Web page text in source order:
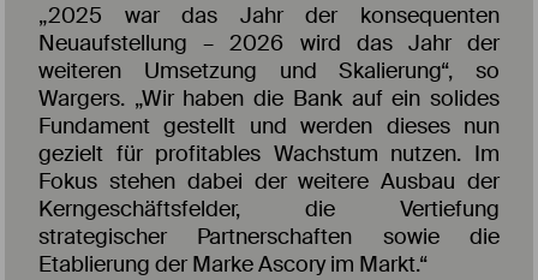
„2025 war das Jahr der konsequenten
Neuaufstellung – 2026 wird das Jahr der
weiteren Umsetzung und Skalierung“, so
Wargers. „Wir haben die Bank auf ein solides
Fundament gestellt und werden dieses nun
gezielt für profitables Wachstum nutzen. Im
Fokus stehen dabei der weitere Ausbau der
Kerngeschäftsfelder, die Vertiefung
strategischer Partnerschaften sowie die
Etablierung der Marke Ascory im Markt.“